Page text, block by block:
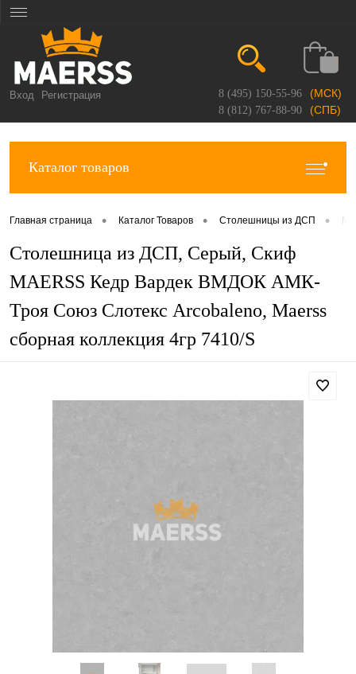
Вход Регистрация 8 (495) 150-55-96 (МСК)
8 (812) 767-88-90 (СПБ)
Каталог товаров
Главная страница • Каталог Товаров • Столешницы из ДСП •
Столешница из ДСП, Серый, Скиф
MAERSS Кедр Вардек ВМДОК АМК-
Троя Союз Слотекс Arcobaleno, Maerss
сборная коллекция 4гр 7410/S